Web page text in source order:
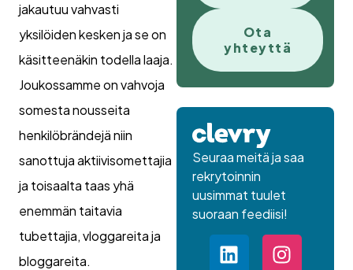
jakautuu vahvasti
yksilöiden kesken ja se on
käsitteenäkin todella laaja.
Joukossamme on vahvoja
somesta nousseita
henkilöbrändejä niin
sanottuja aktiivisomettajia
ja toisaalta taas yhä
enemmän taitavia
tubettajia, vloggareita ja
bloggareita.
Ota
yhteyttä
Seuraa meitä ja saa
rekrytoinnin
uusimmat tuulet
suoraan feediisi!